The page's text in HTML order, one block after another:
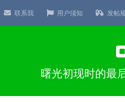
联系我 用户须知 发帖
曙光初现时的最